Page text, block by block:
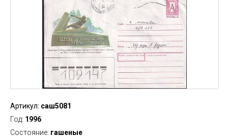
Артикул: саш5081
Год: 1996
Состояние: гашеные